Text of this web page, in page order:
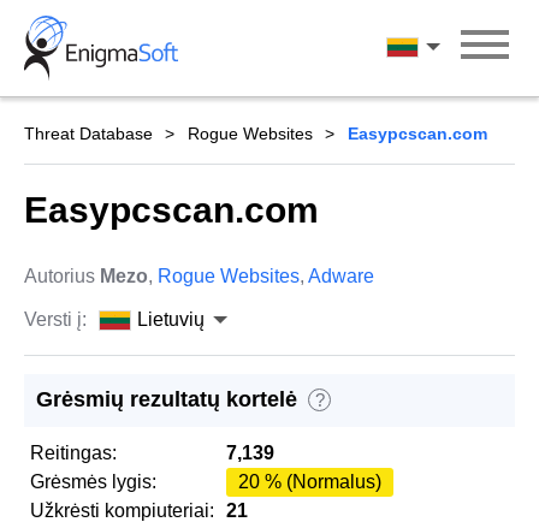
Skip
content
Lietuvių
Threat Database Rogue Websites Easypcscan.com
Easypcscan.com
Autorius Mezo, Rogue Websites, Adware
Versti į: Lietuvių
Grėsmių rezultatų kortelė ?
Reitingas:
7,139
Grėsmės lygis:
20 % (Normalus)
Užkrėsti kompiuteriai:
21